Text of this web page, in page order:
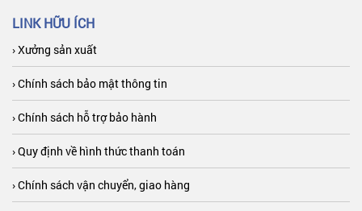
LINK HỮU ÍCH
› Xưởng sản xuất
› Chính sách bảo mật thông tin
› Chính sách hỗ trợ bảo hành
› Quy định về hình thức thanh toán
› Chính sách vận chuyển, giao hàng